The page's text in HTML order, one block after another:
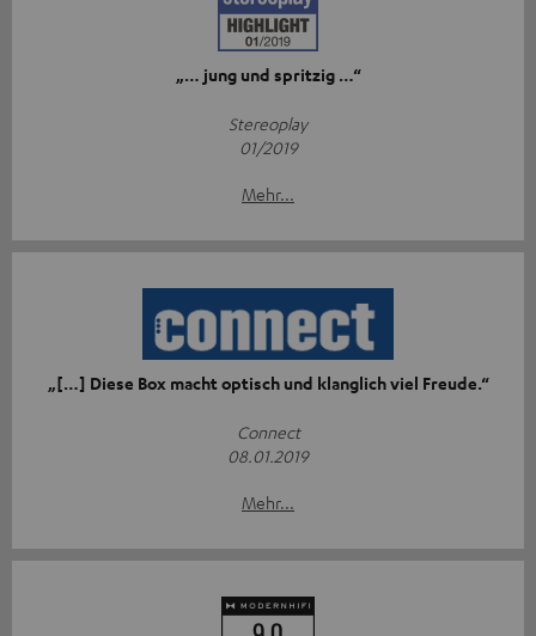
„… jung und spritzig …“
Stereoplay
01/2019
Mehr...
„[…] Diese Box macht optisch und klanglich viel Freude.“
Connect
08.01.2019
Mehr...